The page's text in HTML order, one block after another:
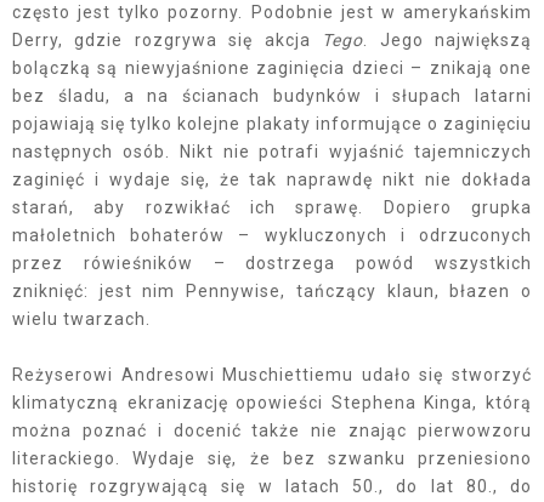
często jest tylko pozorny. Podobnie jest w amerykańskim
Derry, gdzie rozgrywa się akcja
Tego . Jego największą
bolączką są niewyjaśnione zaginięcia dzieci – znikają one
bez śladu, a na ścianach budynków i słupach latarni
pojawiają się tylko kolejne plakaty informujące o zaginięciu
następnych osób. Nikt nie potrafi wyjaśnić tajemniczych
zaginięć i wydaje się, że tak naprawdę nikt nie dokłada
starań, aby rozwikłać ich sprawę. Dopiero grupka
małoletnich bohaterów – wykluczonych i odrzuconych
przez rówieśników – dostrzega powód wszystkich
zniknięć: jest nim Pennywise, tańczący klaun, błazen o
wielu twarzach.
Reżyserowi Andresowi Muschiettiemu udało się stworzyć
klimatyczną ekranizację opowieści Stephena Kinga, którą
można poznać i docenić także nie znając pierwowzoru
literackiego. Wydaje się, że bez szwanku przeniesiono
historię rozgrywającą się w latach 50., do lat 80., do